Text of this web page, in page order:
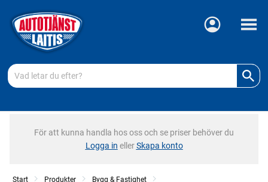
Meny
För att kunna handla hos oss och se priser behöver du
Logga in ellerSkapa konto
Start Produkter
Bygg & Fastighet